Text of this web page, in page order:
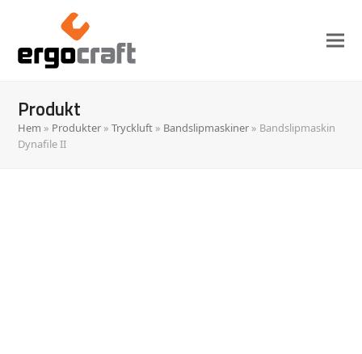
Produkt
Hem » Produkter »Tryckluft » Bandslipmaskiner » Bandslipmaskin
Dynafile II